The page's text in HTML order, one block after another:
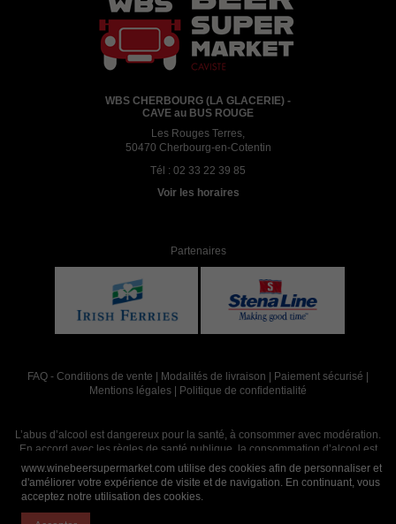
WBS CHERBOURG (LA GLACERIE) -
CAVE au BUS ROUGE
Les Rouges Terres,
50470 Cherbourg-en-Cotentin
Tél : 02 33 22 39 85
Voir les horaires
Partenaires
FAQ - Conditions de vente | Modalités de livraison | Paiement sécurisé |
Mentions légales | Politique de confidentialité
L’abus d’alcool est dangereux pour la santé, à consommer avec modération.
En accord avec les règles de santé publique, la consommation d’alcool est
interdite aux mineurs, strictement réservée aux adultes de 18 ans et plus
www.winebeersupermarket.com utilise des cookies afin de personnaliser et
d'améliorer votre expérience de visite et de navigation. En continuant, vous
acceptez notre utilisation des cookies.